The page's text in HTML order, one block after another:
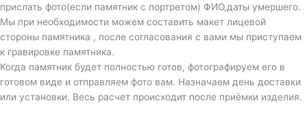
прислать фото(если памятник с портретом) ФИО,даты умершего.
Мы при необходимости можем составить макет лицевой
стороны памятника , после согласования с вами мы приступаем
к гравировке памятника.
Когда памятник будет полностью готов, фотографируем его в
готовом виде и отправляем фото вам. Назначаем день доставки
или установки. Весь расчет происходит после приёмки изделия.